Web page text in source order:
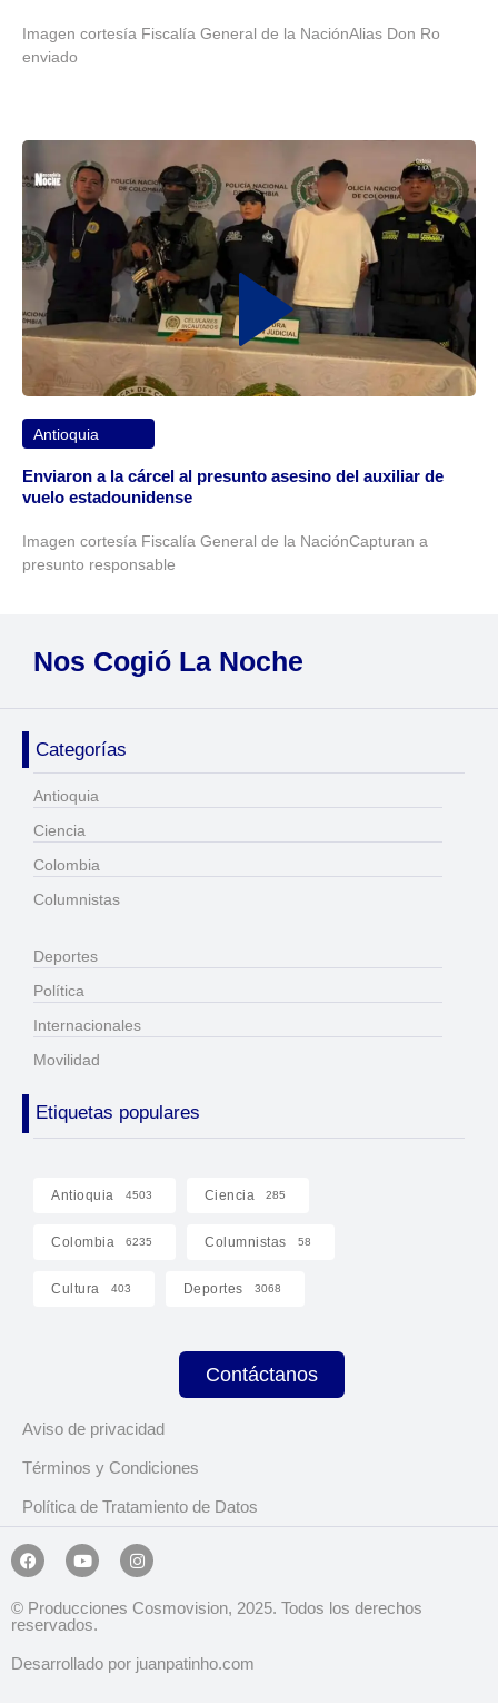
Imagen cortesía Fiscalía General de la NaciónAlias Don Ro
enviado
Antioquia
Enviaron a la cárcel al presunto asesino del auxiliar de
vuelo estadounidense
Imagen cortesía Fiscalía General de la NaciónCapturan a
presunto responsable
Nos Cogió La Noche
Categorías
Antioquia
Ciencia
Colombia
Columnistas
Deportes
Política
Internacionales
Movilidad
Etiquetas populares
Antioquia 4503 Ciencia 285
Colombia 6235 Columnistas 58
Cultura 403 Deportes 3068
Contáctanos
Aviso de privacidad
Términos y Condiciones
Política de Tratamiento de Datos
© Producciones Cosmovision, 2025. Todos los derechos
reservados.
Desarrollado por juanpatinho.com